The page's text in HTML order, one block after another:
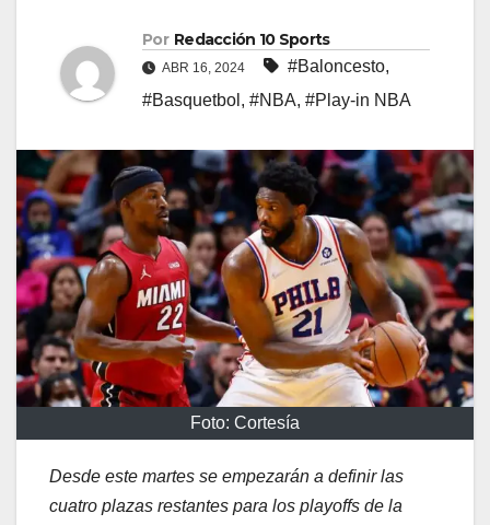
Por Redacción 10 Sports
ABR 16, 2024 #Baloncesto,
#Basquetbol , #NBA, #Play-in NBA
Foto: Cortesía
Desde este martes se empezarán a definir las
cuatro plazas restantes para los playoffs de la